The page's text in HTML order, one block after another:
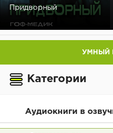
Придворный
УМНЫЙ
Категории
Аудиокниги в